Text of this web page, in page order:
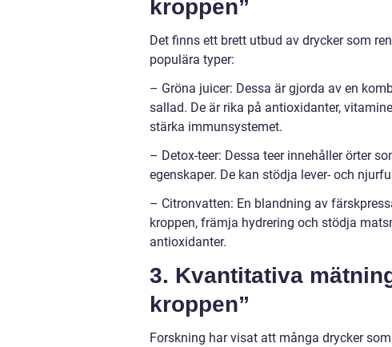
kroppen”
Det finns ett brett utbud av drycker som
populära typer:
– Gröna juicer: Dessa är gjorda av en
sallad. De är rika på antioxidanter,
stärka immunsystemet.
– Detox-teer: Dessa teer innehåller örter
egenskaper. De kan stödja lever- och
– Citronvatten: En blandning av
kroppen, främja hydrering och stödja
antioxidanter.
3. Kvantitativa
kroppen”
Forskning har visat att många drycker